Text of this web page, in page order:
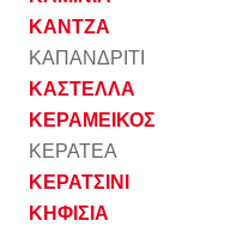
ΚΑΝΤΖΑ
ΚΑΠΑΝΔΡΙΤΙ
ΚΑΣΤΕΛΛΑ
ΚΕΡΑΜΕΙΚΟΣ
ΚΕΡΑΤΕΑ
ΚΕΡΑΤΣΙΝΙ
ΚΗΦΙΣΙΑ